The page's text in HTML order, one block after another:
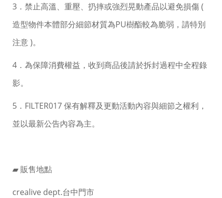
3．禁止高溫、重壓、扔摔或強烈晃動產品以避免損傷 (
造型物件本體部分細節材質為PU樹酯較為脆弱，請特別
注意 )。
4．為保障消費權益，收到商品後請於拆封過程中全程錄
影。
5．FILTER017 保有解釋及更動活動內容與細節之權利，
並以最新公告內容為主。
▰ 販售地點
crealive dept.台中門市